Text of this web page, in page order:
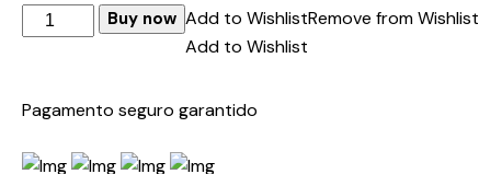
Quantidade
de
TALAN
CH/AC0318
Buy now Add to WishlistRemove from Wishlist
Add to Wishlist
Pagamento seguro garantido